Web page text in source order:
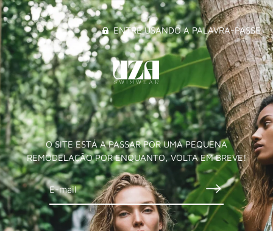
ENTRE USANDO A PALAVRA-PASSE
O SITE ESTÁ A PASSAR POR UMA PEQUENA
REMODELAÇÃO POR ENQUANTO, VOLTA EM BREVE!